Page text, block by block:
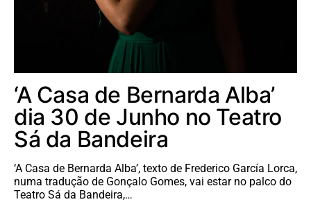
‘A Casa de Bernarda Alba’
dia 30 de Junho no Teatro
Sá da Bandeira
‘A Casa de Bernarda Alba’, texto de Frederico García Lorca,
numa tradução de Gonçalo Gomes, vai estar no palco do
Teatro Sá da Bandeira,…